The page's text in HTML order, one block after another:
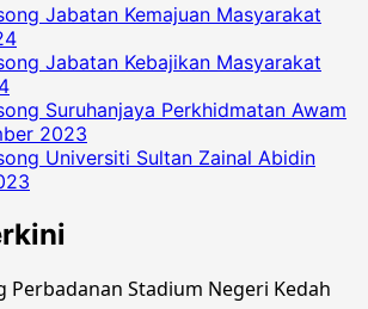
Jabatan Kemajuan Masyarakat
Jabatan Kebajikan Masyarakat
Suruhanjaya Perkhidmatan Awam
2023
Universiti Sultan Zainal Abidin